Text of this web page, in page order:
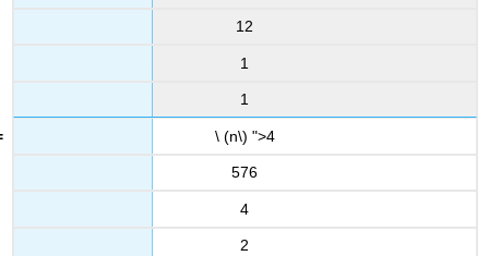
12
1
1
\ (n\) ">4
576
4
2